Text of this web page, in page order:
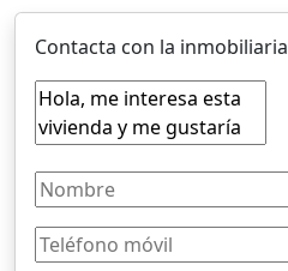
Contacta con la inmobiliaria